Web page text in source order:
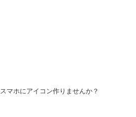
スマホにアイコン作りませんか？